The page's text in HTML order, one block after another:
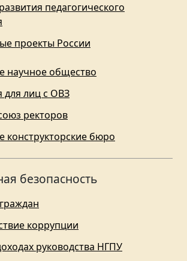
педагогического
проекты России
научное общество
лиц с ОВЗ
ректоров
конструкторские бюро
безопасность
коррупции
руководства НГПУ